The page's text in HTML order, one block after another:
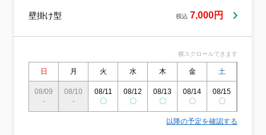
るご家庭もご安心してお任せいただけるよ
う、身体と環境にやさしいエコ洗剤を使用
ーフォローまで責任を持って対応いたしま
す。ぜひ当店をお選びいただければ幸いで
壁掛け型 税込 7,000円
横スクロールできます
日 月 火 水 木 金 土
08/09
-
08/10
-
08/11
〇
08/12
〇
08/13
〇
08/14
〇
08/15
〇
以降の予定を確認する